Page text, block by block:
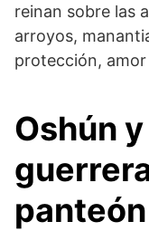
reinan sobre las
arroyos,
protección,
Oshún